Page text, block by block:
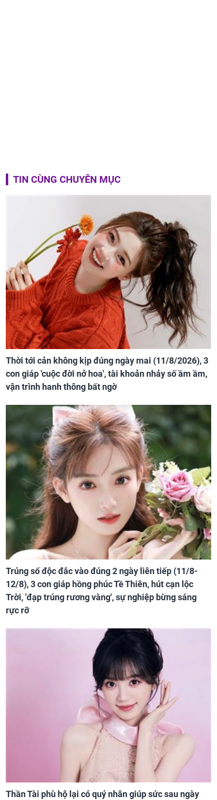
TIN CÙNG CHUYÊN MỤC
Thời tới cản không kịp đúng ngày mai (11/8/2026), 3
con giáp 'cuộc đời nở hoa', tài khoản nhảy số ầm ầm,
vận trình hanh thông bất ngờ
Trúng số độc đắc vào đúng 2 ngày liên tiếp (11/8-
12/8), 3 con giáp hồng phúc Tề Thiên, hút cạn lộc
Trời, 'đạp trúng rương vàng', sự nghiệp bừng sáng
rực rỡ
Thần Tài phù hộ lại có quý nhân giúp sức sau ngày